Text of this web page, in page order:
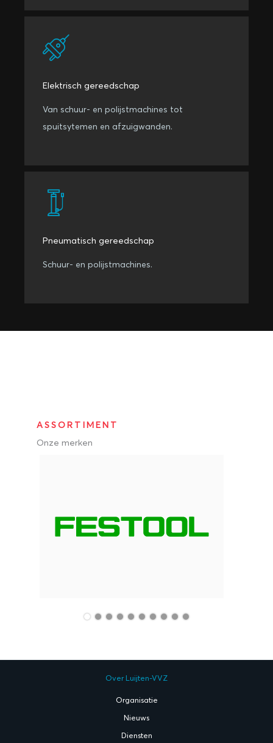
Elektrisch gereedschap
Van schuur- en polijstmachines tot
spuitsytemen en afzuigwanden.
Pneumatisch gereedschap
Schuur- en polijstmachines.
ASSORTIMENT
Onze merken
Over Luijten-VVZ
Organisatie
Nieuws
Diensten